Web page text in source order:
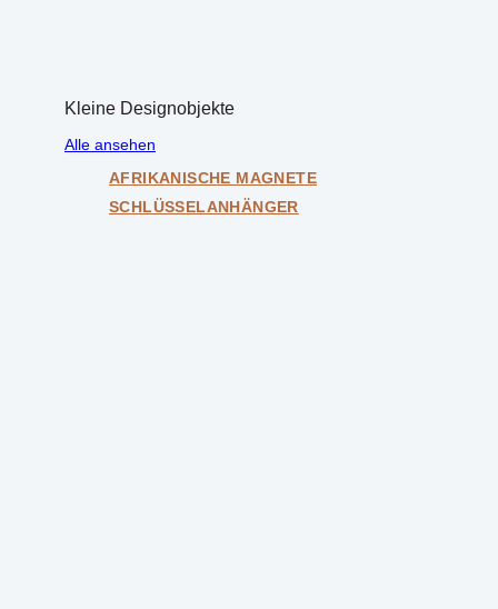
Kleine Designobjekte
Alle ansehen
AFRIKANISCHE MAGNETE
SCHLÜSSELANHÄNGER